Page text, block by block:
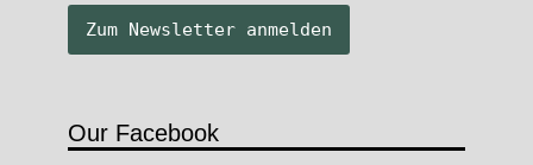
Our Facebook